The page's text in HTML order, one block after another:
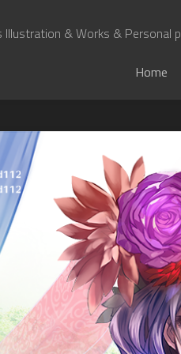
Illustration & Works & Personal
Home